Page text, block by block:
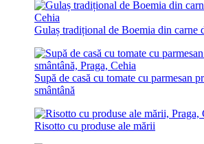
Gulaș tradițional de Boemia din carne
Supă de casă cu tomate cu parmesan
smântână
Risotto cu produse ale mării